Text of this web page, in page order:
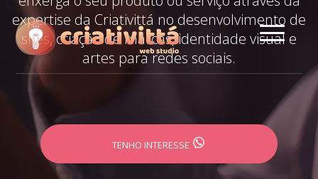
expertise da Criativittá no desenvolvimento de
sites, criação de marcas, identidade visual e
artes para redes sociais.
TENHO INTERESSE